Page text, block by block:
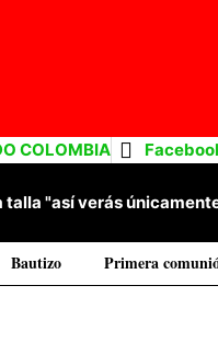
COLOMBIA
talla "así verás
Bautizo Primera